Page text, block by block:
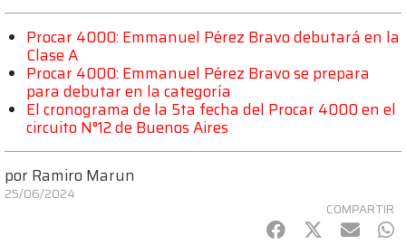
Procar 4000: Emmanuel Pérez Bravo debutará en la
Clase A
Procar 4000: Emmanuel Pérez Bravo se prepara
para debutar en la categoría
El cronograma de la 5ta fecha del Procar 4000 en el
circuito N°12 de Buenos Aires
por Ramiro Marun
25/06/2024
COMPARTIR
Facebook
Twitter
mail